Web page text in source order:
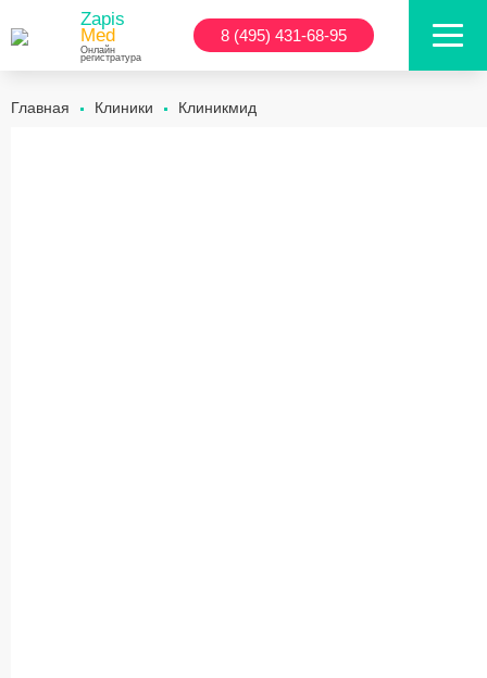
Zapis
Med
Онлайн
регистратура
8 (495) 431-68-95
Главная Клиники Клиникмид